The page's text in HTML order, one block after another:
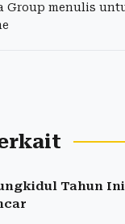
Group menulis
Tahun